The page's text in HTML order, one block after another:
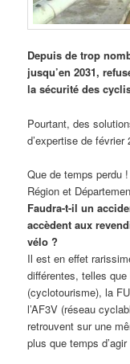
Depuis de trop
jusqu’en 2031,
la sécurité des
Pourtant, des
d’expertise de
Que de temps perdu
Région et
Faudra-t-il un
accèdent aux
vélo ?
Il est en effet
différentes, telles
(cyclotourisme), la
l’AF3V (réseau
retrouvent sur une
plus que temps d’agir